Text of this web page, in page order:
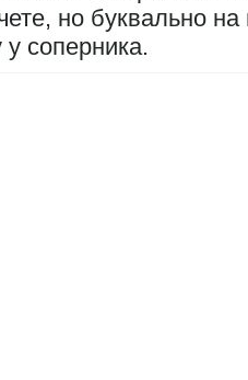
но буквально
соперника.